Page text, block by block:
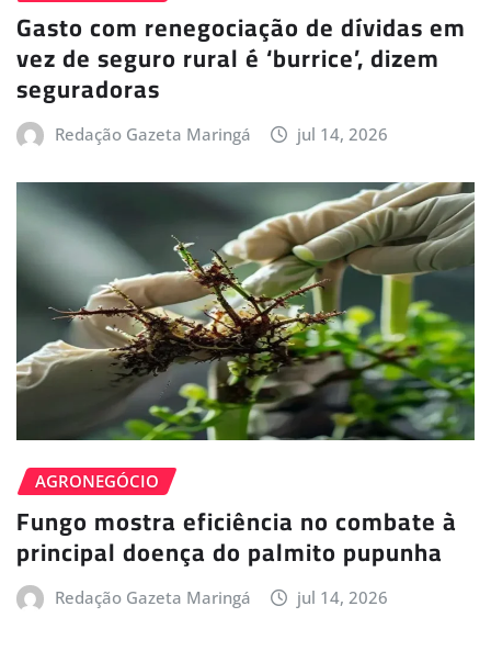
Gasto com renegociação de dívidas em
vez de seguro rural é ‘burrice’, dizem
seguradoras
Redação Gazeta Maringá jul 14, 2026
AGRONEGÓCIO
Fungo mostra eficiência no combate à
principal doença do palmito pupunha
Redação Gazeta Maringá jul 14, 2026